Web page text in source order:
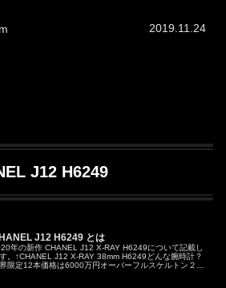
2019.11.24
J12 H6249
J12 H6249 とは
年の新作 CHANEL J12 X-RAY H6249について記載し
。↑CHANEL J12 X-RAY 38mm H6249どんな腕時計？
限定12本価格は6000万円オーバーフルスケルトン２針